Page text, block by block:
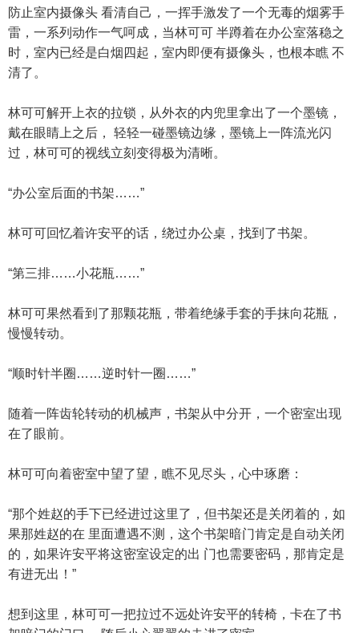
防止室内摄像头 看清自己，一挥手激发了一个无毒的烟雾手
雷，一系列动作一气呵成，当林可可 半蹲着在办公室落稳之
时，室内已经是白烟四起，室内即便有摄像头，也根本瞧 不
清了。
林可可解开上衣的拉锁，从外衣的内兜里拿出了一个墨镜，
戴在眼睛上之后， 轻轻一碰墨镜边缘，墨镜上一阵流光闪
过，林可可的视线立刻变得极为清晰。
“办公室后面的书架……”
林可可回忆着许安平的话，绕过办公桌，找到了书架。
“第三排……小花瓶……”
林可可果然看到了那颗花瓶，带着绝缘手套的手抹向花瓶，
慢慢转动。
“顺时针半圈……逆时针一圈……”
随着一阵齿轮转动的机械声，书架从中分开，一个密室出现
在了眼前。
林可可向着密室中望了望，瞧不见尽头，心中琢磨：
“那个姓赵的手下已经进过这里了，但书架还是关闭着的，如
果那姓赵的在 里面遭遇不测，这个书架暗门肯定是自动关闭
的，如果许安平将这密室设定的出 门也需要密码，那肯定是
有进无出！”
想到这里，林可可一把拉过不远处许安平的转椅，卡在了书